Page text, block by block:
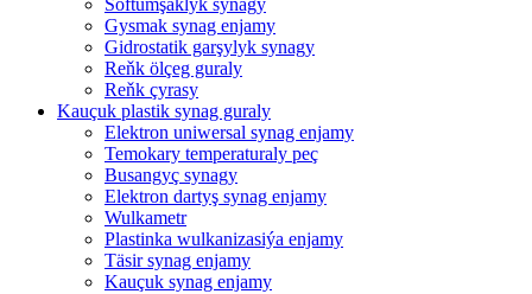
Gysmak synag enjamy
Gidrostatik garşylyk synagy
Reňk ölçeg guraly
Reňk çyrasy
Kauçuk plastik synag guraly
Elektron uniwersal synag enjamy
Temokary temperaturaly peç
Busangyç synagy
Elektron dartyş synag enjamy
Wulkametr
Plastinka wulkanizasiýa enjamy
Täsir synag enjamy
Kauçuk synag enjamy